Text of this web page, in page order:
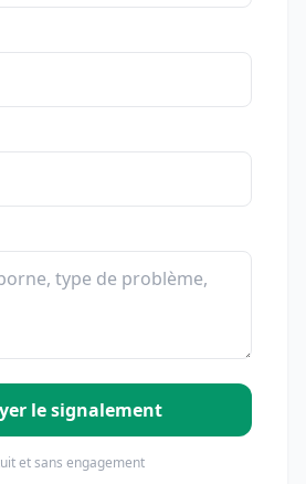
le signalement
et sans engagement